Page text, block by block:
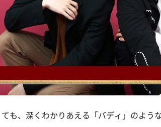
も、深くわかりあえる「バディ」のよう